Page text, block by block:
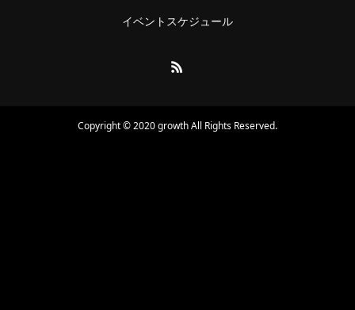
イベントスケジュール
Copyright © 2020 growth All Rights Reserved.